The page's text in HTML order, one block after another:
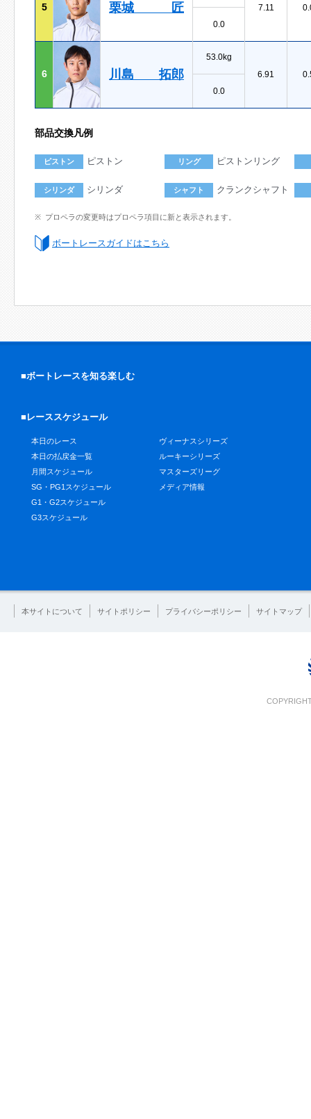
5 栗城 匠
7.11
0.0
6 川島 拓郎
53.0kg
6.91
0.0
部品交換凡例
ピストン ピストン リング ピストンリング
シリンダ シリンダ シャフト クランクシャフト
プロペラの変更時はプロペラ項目に新と表示されます。
ボートレースガイドはこちら
■ボートレースを知る楽しむ
■レーススケジュール
本日のレース
本日の払戻金一覧
月間スケジュール
SG・PG1スケジュール
G1・G2スケジュール
G3スケジュール
ヴィーナスシリーズ
ルーキーシリーズ
マスターズリーグ
メディア情報
本サイトについて サイトポリシー プライバシーポリシー サイトマップ